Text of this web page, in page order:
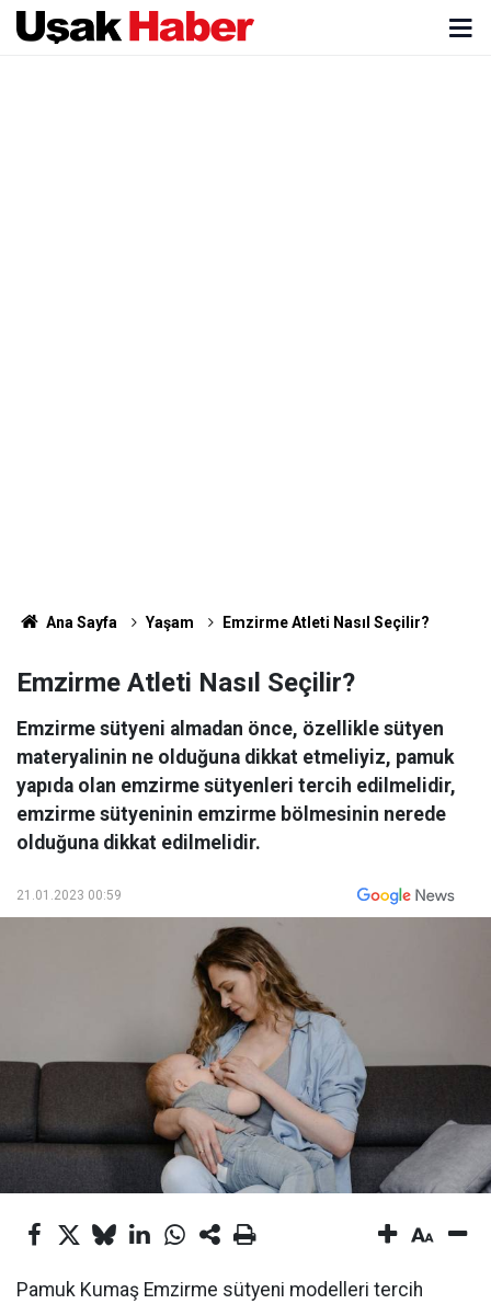
Ana Sayfa Yaşam Emzirme Atleti Nasıl Seçilir?
Emzirme Atleti Nasıl Seçilir?
Emzirme sütyeni almadan önce, özellikle sütyen
materyalinin ne olduğuna dikkat etmeliyiz, pamuk
yapıda olan emzirme sütyenleri tercih edilmelidir,
emzirme sütyeninin emzirme bölmesinin nerede
olduğuna dikkat edilmelidir.
21.01.2023 00:59
Pamuk Kumaş Emzirme sütyeni modelleri tercih